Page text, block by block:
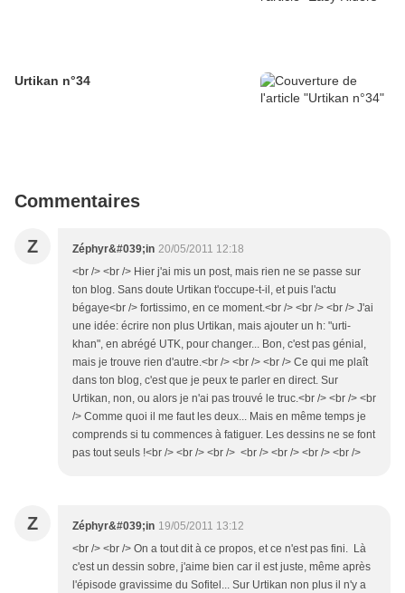
Urtikan n°34
Commentaires
Z Zéphyr&#039;in 20/05/2011 12:18
<br /> <br /> Hier j'ai mis un post, mais rien ne se passe sur
ton blog. Sans doute Urtikan t'occupe-t-il, et puis l'actu
bégaye<br /> fortissimo, en ce moment.<br /> <br /> <br /> J'ai
une idée: écrire non plus Urtikan, mais ajouter un h: "urti-
khan", en abrégé UTK, pour changer... Bon, c'est pas génial,
mais je trouve rien d'autre.<br /> <br /> <br /> Ce qui me plaît
dans ton blog, c'est que je peux te parler en direct. Sur
Urtikan, non, ou alors je n'ai pas trouvé le truc.<br /> <br /> <br
/> Comme quoi il me faut les deux... Mais en même temps je
comprends si tu commences à fatiguer. Les dessins ne se font
pas tout seuls !<br /> <br /> <br /> <br /> <br /> <br /> <br />
Z Zéphyr&#039;in 19/05/2011 13:12
<br /> <br /> On a tout dit à ce propos, et ce n'est pas fini. Là
c'est un dessin sobre, j'aime bien car il est juste, même après
l'épisode gravissime du Sofitel... Sur Urtikan non plus il n'y a